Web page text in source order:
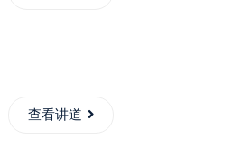
查看讲道